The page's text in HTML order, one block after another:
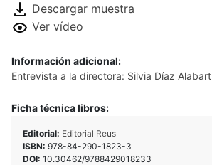
Descargar muestra
Ver vídeo
Información adicional:
Entrevista a la directora: Silvia Díaz Alabart
Ficha técnica libros:
Editorial: Editorial Reus
ISBN: 978-84-290-1823-3
DOI: 10.30462/9788429018233